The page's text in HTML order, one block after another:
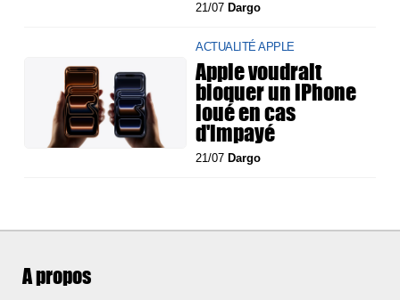
21/07 Dargo
ACTUALITÉ APPLE
Apple voudrait
bloquer un iPhone
loué en cas
d'impayé
21/07 Dargo
A propos